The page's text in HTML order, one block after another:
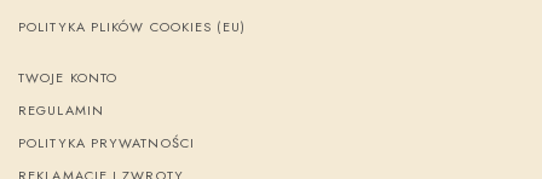
POLITYKA PLIKÓW COOKIES (EU)
TWOJE KONTO
REGULAMIN
POLITYKA PRYWATNOŚCI